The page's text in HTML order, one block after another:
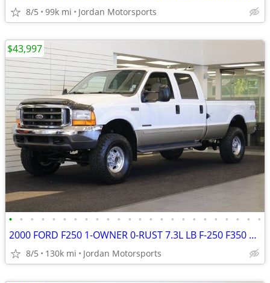
8/5 99k mi Jordan Motorsports
• • • • • • • • • • • • • • • • • • • • • • • •
2000 FORD F250 1-OWNER 0-RUST 7.3L LB F-250 F350 1999 2001 2002 2003
8/5 130k mi Jordan Motorsports
$43,997